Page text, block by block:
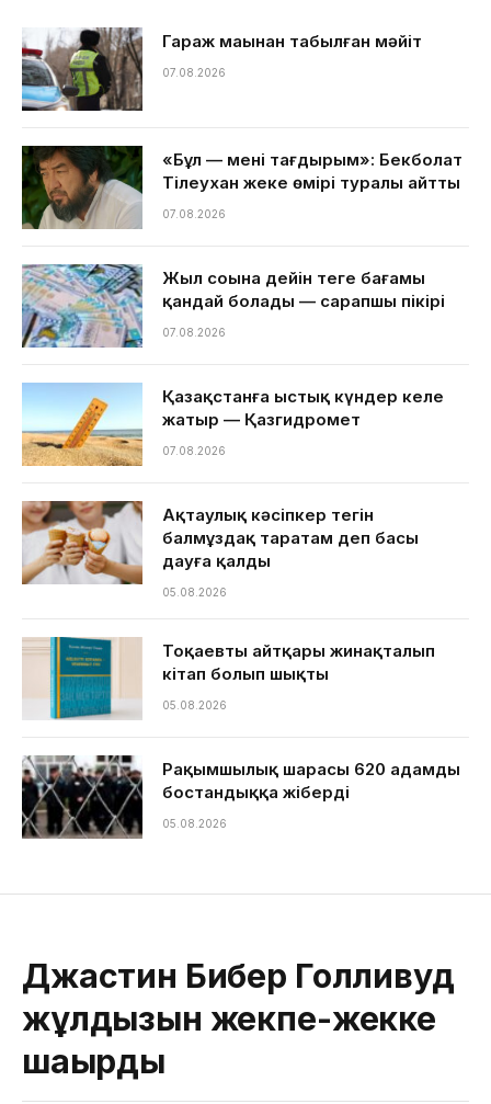
Гараж маңынан табылған мәйіт
07.08.2026
«Бұл — менің тағдырым»: Бекболат
Тілеухан жеке өмірі туралы айтты
07.08.2026
Жыл соңына дейін теңге бағамы
қандай болады — сарапшы пікірі
07.08.2026
Қазақстанға ыстық күндер келе
жатыр — Қазгидромет
07.08.2026
Ақтаулық кәсіпкер тегін
балмұздақ таратам деп басы
дауға қалды
05.08.2026
Тоқаевтың айтқары жинақталып
кітап болып шықты
05.08.2026
Рақымшылық шарасы 620 адамды
бостандыққа жіберді
05.08.2026
Джастин Бибер Голливуд
жұлдызын жекпе-жекке
шақырды